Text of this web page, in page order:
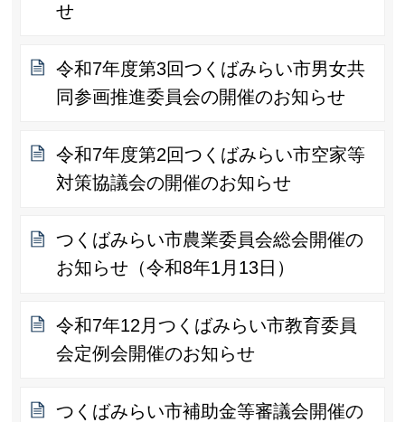
せ
令和7年度第3回つくばみらい市男女共
同参画推進委員会の開催のお知らせ
令和7年度第2回つくばみらい市空家等
対策協議会の開催のお知らせ
つくばみらい市農業委員会総会開催の
お知らせ（令和8年1月13日）
令和7年12月つくばみらい市教育委員
会定例会開催のお知らせ
つくばみらい市補助金等審議会開催の